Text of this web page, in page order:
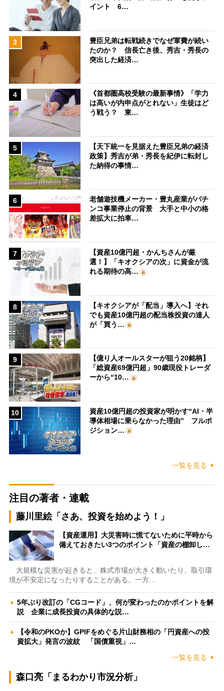
イント 6…
3
豊臣兄弟は転戦続きでなぜ軍費が続い
たのか？ 信長亡き後、秀吉・秀長の
突出した経済…
4
《首都圏高校受験の最新事情》「学力
は高いが内申点がとれない」生徒はど
う戦う？ 東…
5
【天下統一を見据えた豊臣兄弟の経済
政策】秀吉が弟・秀長を紀伊に転封し
た納得の事情…
6
老舗遊技機メーカー・豊丸産業がパチ
ンコ事業停止の背景 大手と中小の格
差拡大に拍車…
7
【資産10億円超・かんちさんが厳
選！】「キオクシアの次」に資金が流
れる期待の高…
8
【キオクシアが「配当」導入へ】それ
でも資産10億円超の配当株投資の達人
が「買う…
9
【億り人オールスターが狙う20銘柄】
「総資産69億円超」90歳現役トレーダ
ーから“10…
10
資産10億円超の投資家が明かす“AI・半
導体相場に乗らなかった理由” フルポ
ジション…
一覧を見る
注目の著者・連載
藤川里絵「さあ、投資を始めよう！」
【資産運用】大災害時に慌てないために平時から
備えておきたい3つのポイント「資産の棚卸し…
大規模な災害が起きると、株式市場が大きく動いたり、取引環
境が不安定になったりすることがある。一方…
5年ぶり改訂の「CGコード」、何が変わったのかポイントを解
説 企業に成長投資の具体的な説…
【令和のPKOか】GPIFをめぐる片山財務相の「円資産への投
資拡大」発言の波紋 「国債重視」…
一覧を見る
森口亮「まるわかり市況分析」